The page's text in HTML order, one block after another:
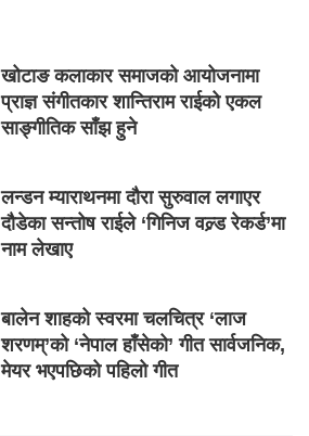
खोटाङ कलाकार समाजको आयोजनामा
प्राज्ञ संगीतकार शान्तिराम राईको एकल
साङ्गीतिक साँझ हुने
लन्डन म्याराथनमा दौरा सुरुवाल लगाएर
दौडेका सन्तोष राईले ‘गिनिज वल्र्ड रेकर्ड’मा
नाम लेखाए
बालेन शाहको स्वरमा चलचित्र ‘लाज
शरणम्’को ‘नेपाल हाँसेको’ गीत सार्वजनिक,
मेयर भएपछिको पहिलो गीत